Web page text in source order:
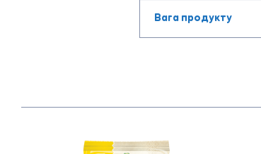
Вага продукту